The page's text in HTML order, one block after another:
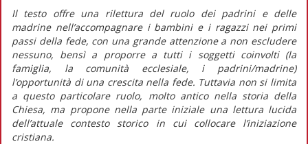
Il testo offre una rilettura del ruolo dei padrini e delle
madrine nell’accompagnare i bambini e i ragazzi nei primi
passi della fede, con una grande attenzione a non escludere
nessuno, bensì a proporre a tutti i soggetti coinvolti (la
famiglia, la comunità ecclesiale, i padrini/madrine)
l’opportunità di una crescita nella fede. Tuttavia non si limita
a questo particolare ruolo, molto antico nella storia della
Chiesa, ma propone nella parte iniziale una lettura lucida
dell’attuale contesto storico in cui collocare l’iniziazione
cristiana.